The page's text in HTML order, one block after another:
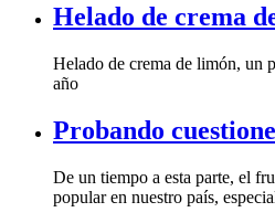
Helado de crema
Helado de crema de limón, un
año
Probando
De un tiempo a esta parte, el
popular en nuestro país,